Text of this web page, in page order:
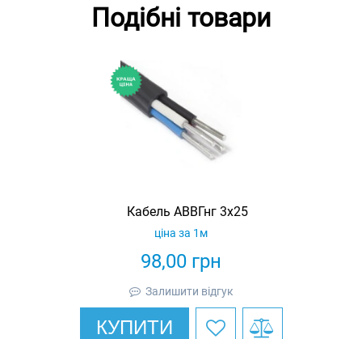
Подібні товари
Кабель АВВГнг 3х25
98,00 грн
ціна за 1м
Залишити відгук
КУПИТИ